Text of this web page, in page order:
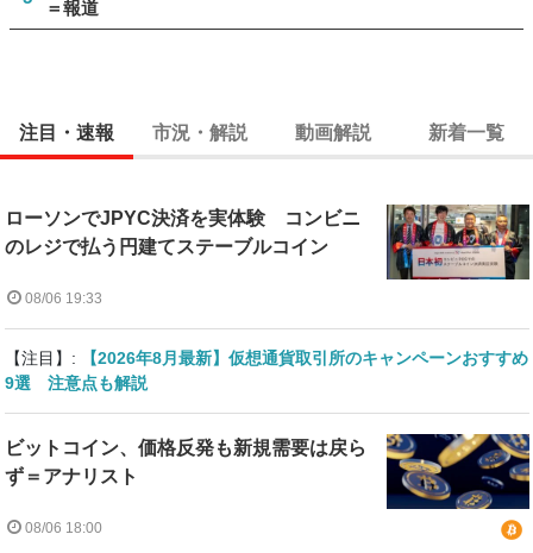
＝報道
注目・速報 市況・解説 動画解説 新着一覧
ローソンでJPYC決済を実体験 コンビニ
のレジで払う円建てステーブルコイン
08/06 19:33
【注目】:
【2026年8月最新】仮想通貨取引所のキャンペーンおすすめ
9選 注意点も解説
ビットコイン、価格反発も新規需要は戻ら
ず＝アナリスト
08/06 18:00